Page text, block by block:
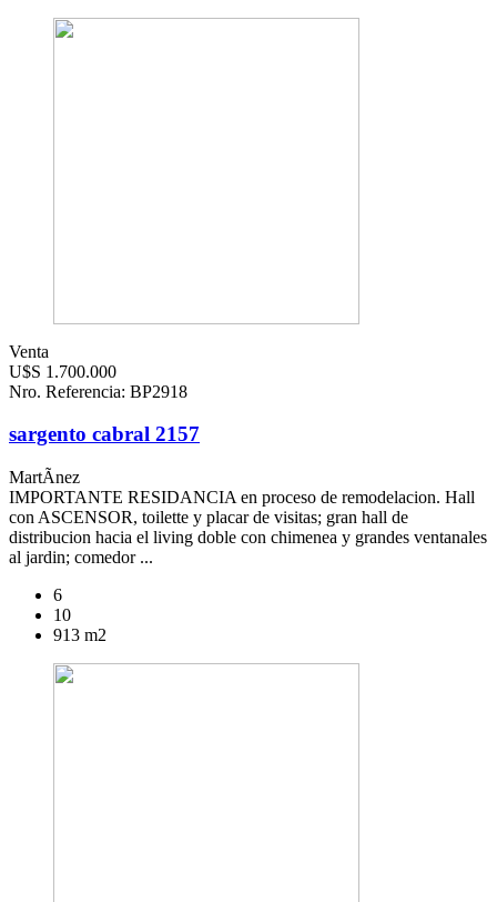
Venta
U$S 1.700.000
Nro. Referencia: BP2918
sargento cabral 2157
MartÃ­nez
IMPORTANTE RESIDANCIA en proceso de remodelacion. Hall
con ASCENSOR, toilette y placar de visitas; gran hall de
distribucion hacia el living doble con chimenea y grandes ventanales
al jardin; comedor ...
6
10
913 m2